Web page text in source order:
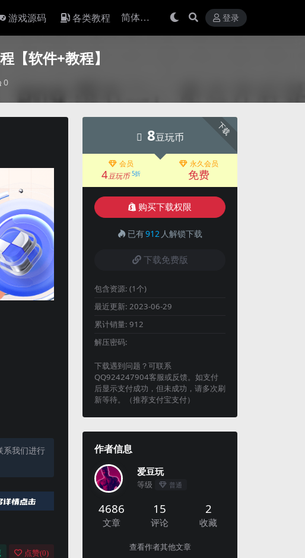
游戏源码 各类教程 登录
【软件+教程】
0
系我们进行
点赞(0)
下载
8豆玩币
会员
4豆玩币 5折
永久会员
免费
购买下载权限
已有912 人解锁下载
下载免费版
包含资源: (1个)
最近更新: 2023-06-29
累计销量: 912
解压密码:
下载遇到问题？可联系
QQ924247904客服或反馈。如支付
后显示支付成功，但未成功，请多次刷
新等待。（推荐支付宝支付）
作者信息
爱豆玩
等级 普通
4686
文章
15
评论
2
收藏
查看作者其他文章